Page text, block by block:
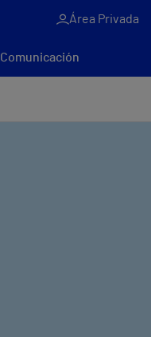
Área Privada
Comunicación